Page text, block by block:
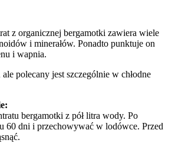
z organicznej bergamotki zawiera wiele
i minerałów. Ponadto punktuje on
i wapnia.
polecany jest szczególnie w chłodne
bergamotki z pół litra wody. Po
60 dni i przechowywać w lodówce. Przed